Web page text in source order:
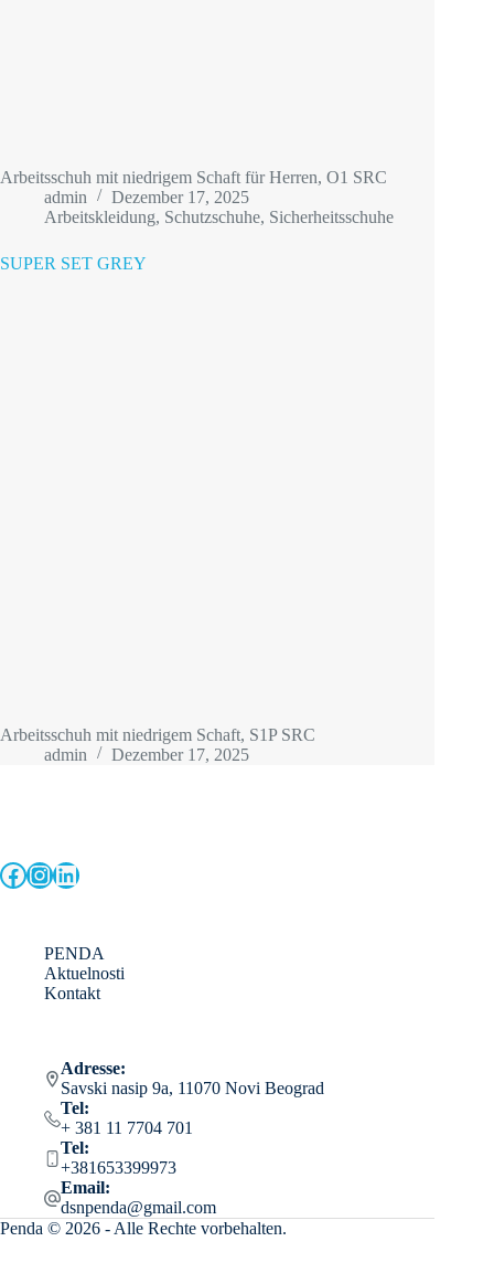
Arbeitsschuh mit niedrigem Schaft für Herren, O1 SRC
admin
Dezember 17, 2025
Arbeitskleidung, Schutzschuhe, Sicherheitsschuhe
SUPER SET GREY
Arbeitsschuh mit niedrigem Schaft, S1P SRC
admin
Dezember 17, 2025
Facebook
Instagram
LinkedIn
PENDA
Aktuelnosti
Kontakt
Adresse:
Savski nasip 9a, 11070 Novi Beograd
Tel:
+ 381 11 7704 701
Tel:
+381653399973
Email:
dsnpenda@gmail.com
Penda © 2026 - Alle Rechte vorbehalten.